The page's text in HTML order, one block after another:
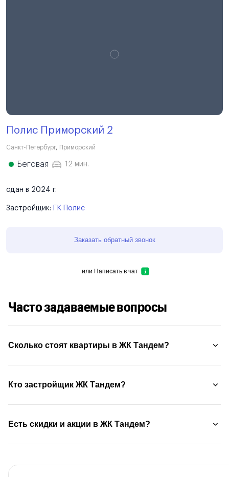
Полис Приморский 2
Санкт-Петербург, Приморский
Беговая 12 мин.
сдан в 2024 г.
Застройщик: ГК Полис
Заказать обратный звонок
или Написать в чат
Часто задаваемые вопросы
Сколько стоят квартиры в ЖК Тандем?
Кто застройщик ЖК Тандем?
Есть скидки и акции в ЖК Тандем?